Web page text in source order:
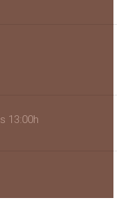
13:00h